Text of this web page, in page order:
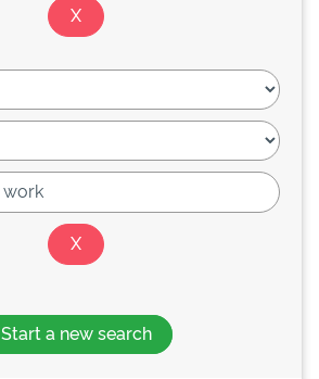
Start a new search